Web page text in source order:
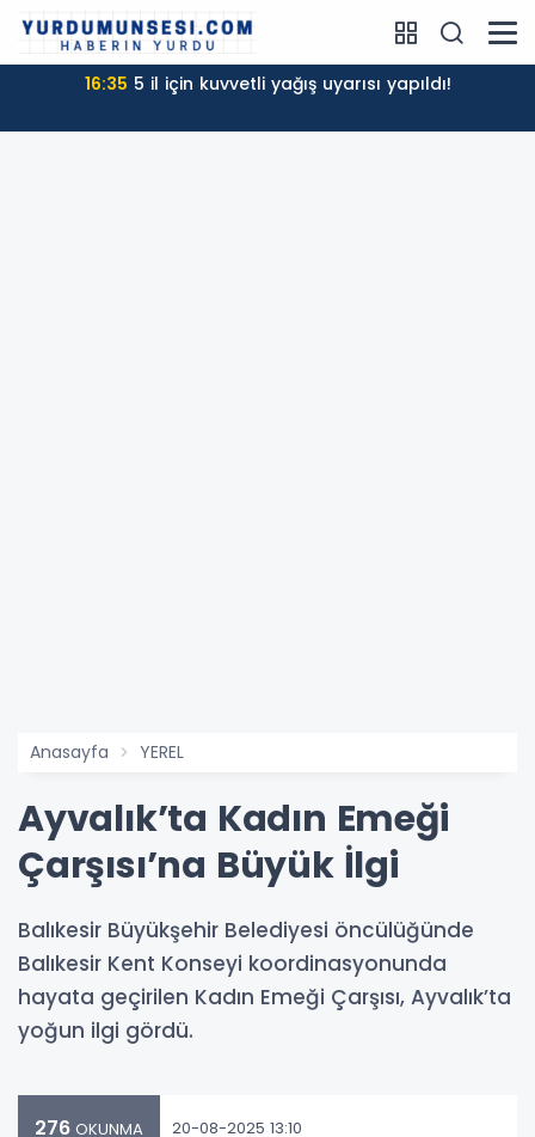
16:35 5 il için kuvvetli yağış uyarısı yapıldı!
Anasayfa YEREL
Ayvalık’ta Kadın Emeği
Çarşısı’na Büyük İlgi
Balıkesir Büyükşehir Belediyesi öncülüğünde
Balıkesir Kent Konseyi koordinasyonunda
hayata geçirilen Kadın Emeği Çarşısı, Ayvalık’ta
yoğun ilgi gördü.
276 OKUNMA 20-08-2025 13:10